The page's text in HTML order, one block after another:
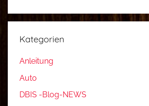
Kategorien
Anleitung
Auto
DBIS -Blog-NEWS